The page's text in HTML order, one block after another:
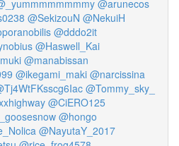
@arunecos
@SekizouN @NekuiH
@dddo2it
@Haswell_Kai
@manabissan
@ikegami_maki @narcissina
@Tommy_sky_
@CiERO125
@hongo
@NayutaY_2017